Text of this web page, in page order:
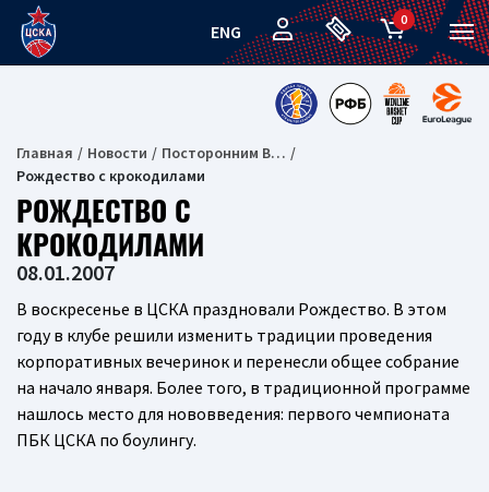
ENG
0
Главная Новости
Посторонним В…
Рождество с крокодилами
РОЖДЕСТВО С
КРОКОДИЛАМИ
08.01.2007
В воскресенье в ЦСКА праздновали Рождество. В этом
году в клубе решили изменить традиции проведения
корпоративных вечеринок и перенесли общее собрание
на начало января. Более того, в традиционной программе
нашлось место для нововведения: первого чемпионата
ПБК ЦСКА по боулингу.